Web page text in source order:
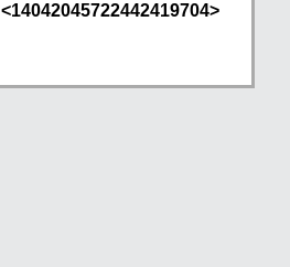
<14042045722442419704>